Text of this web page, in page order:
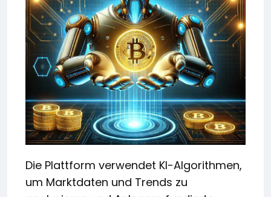
Die Plattform verwendet KI-Algorithmen,
um Marktdaten und Trends zu